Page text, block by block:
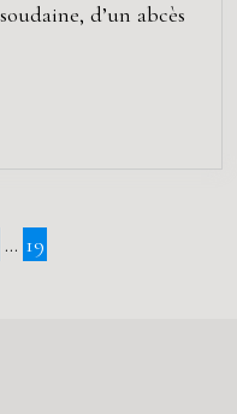
d’un abcès
… 19